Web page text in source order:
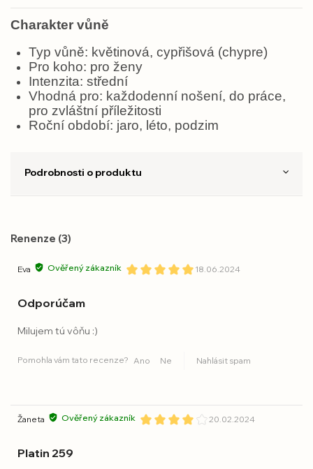
Charakter vůně
Typ vůně: květinová, cypřišová (chypre)
Pro koho: pro ženy
Intenzita: střední
Vhodná pro: každodenní nošení, do práce,
pro zvláštní příležitosti
Roční období: jaro, léto, podzim
Podrobnosti o produktu
Renenze (3)
Eva Ověřený zákazník 18.06.2024
Odporúčam
Milujem tú vôňu :)
Pomohla vám tato recenze? Ano Ne Nahlásit spam
Žaneta Ověřený zákazník 20.02.2024
Platin 259